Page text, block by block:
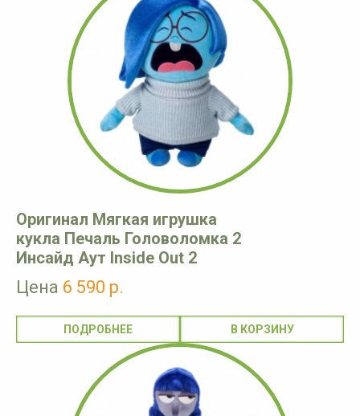
Оригинал Мягкая игрушка
кукла Печаль Головоломка 2
Инсайд Аут Inside Out 2
Цена 6 590 р.
ПОДРОБНЕЕ